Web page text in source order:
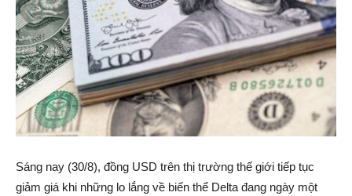
Sáng nay (30/8), đồng USD trên thị trường thế giới tiếp tục
giảm giá khi những lo lắng về biến thể Delta đang ngày một